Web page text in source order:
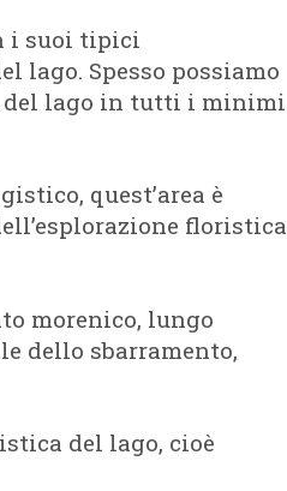
i suoi tipici
lago. Spesso possiamo
del lago in tutti i minimi
quest’area è
floristica
morenico, lungo
dello sbarramento,
del lago, cioè